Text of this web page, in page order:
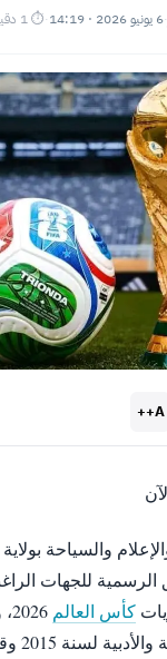
·6 يونيو 2026 · 14:19 ·⏱ 1 دقيقة
A++
والسياحة بولاية
الرسمية للجهات
كأس العالم